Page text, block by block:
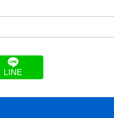
LINE